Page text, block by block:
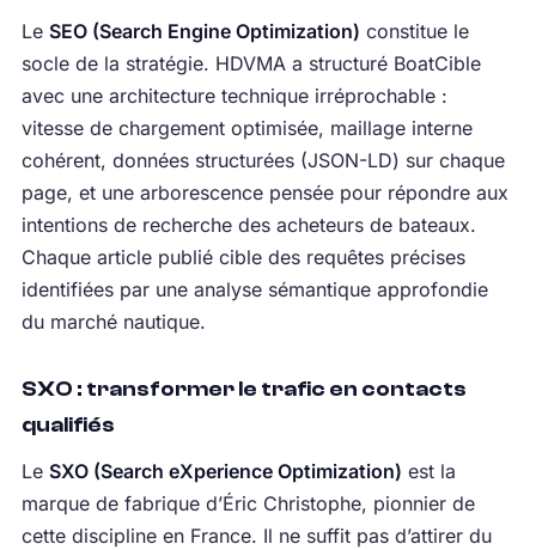
Le SEO (Search Engine Optimization) constitue le
socle de la stratégie. HDVMA a structuré BoatCible
avec une architecture technique irréprochable :
vitesse de chargement optimisée, maillage interne
cohérent, données structurées (JSON-LD) sur chaque
page, et une arborescence pensée pour répondre aux
intentions de recherche des acheteurs de bateaux.
Chaque article publié cible des requêtes précises
identifiées par une analyse sémantique approfondie
du marché nautique.
SXO : transformer le trafic en contacts
qualifiés
Le SXO (Search eXperience Optimization) est la
marque de fabrique d’Éric Christophe, pionnier de
cette discipline en France. Il ne suffit pas d’attirer du